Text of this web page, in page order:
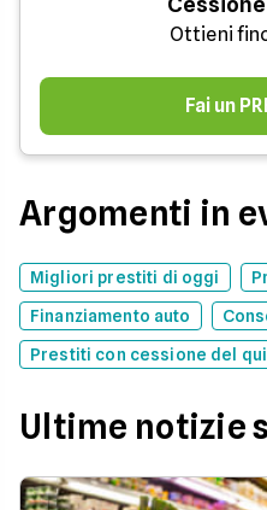
Ottieni
Fai un
Argomenti in
Migliori prestiti di oggi
Finanziamento auto
Prestiti con cessione del
Ultime notizie